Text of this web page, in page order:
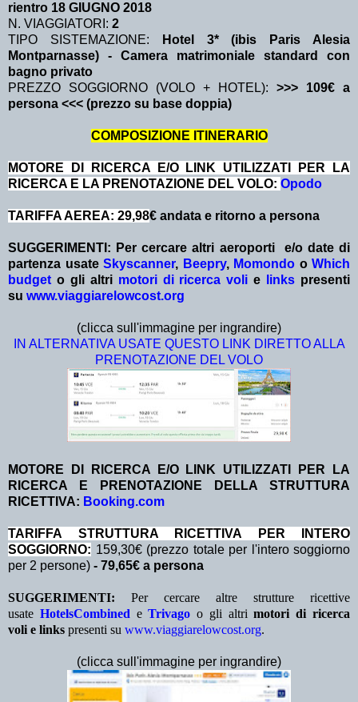
rientro 18 GIUGNO 2018
N. VIAGGIATORI: 2
TIPO SISTEMAZIONE:
Hotel 3* (ibis Paris Alesia
Montparnasse) - Camera matrimoniale standard con
bagno privato
PREZZO SOGGIORNO (VOLO + HOTEL): >>> 109€ a
persona <<< (prezzo su base doppia)
COMPOSIZIONE ITINERARIO
MOTORE DI RICERCA E/O LINK UTILIZZATI PER LA
RICERCA E LA PRENOTAZIONE DEL VOLO: Opodo
TARIFFA AEREA: 29,98€ andata e ritorno a persona
SUGGERIMENTI: Per cercare altri aeroporti e/o date di
partenza usate Skyscanner, Beepry, Momondo o Which
budget o gli altri motori di ricerca voli e links presenti
su www.viaggiarelowcost.org
(clicca sull'immagine per ingrandire)
IN ALTERNATIVA USATE QUESTO LINK DIRETTO ALLA
PRENOTAZIONE DEL VOLO
MOTORE DI RICERCA E/O LINK UTILIZZATI PER LA
RICERCA E PRENOTAZIONE DELLA STRUTTURA
RICETTIVA: Booking.com
TA RIFFA STRUTTURA RICETTIVA PER INTERO
SOGGIORNO: 159,30€ (prezzo totale per l'intero soggiorno
per 2 persone) - 79,65€ a persona
SUGGERIMENTI: Per cercare altre strutture ricettive
usate HotelsCombined eTrivago o gli altrimotori di ricerca
voli e links presenti su www.viaggiarelowcost.org.
(clicca sull'immagine per ingrandire)